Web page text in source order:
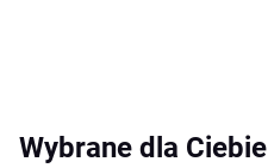
Wybrane dla Ciebie